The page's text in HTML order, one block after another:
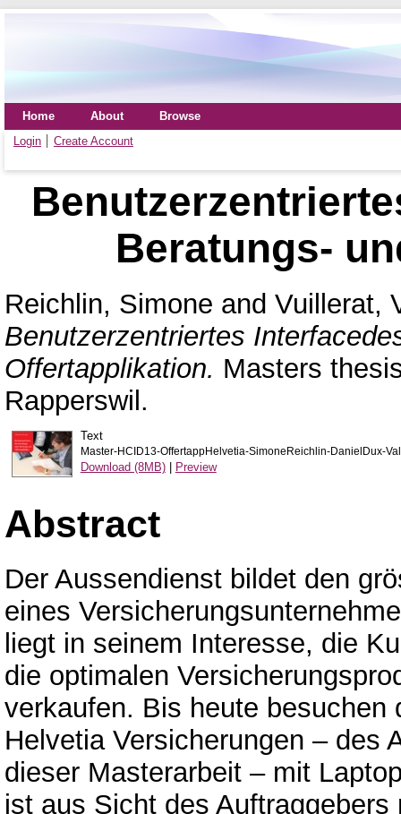
Home About
Browse
Login
Create Account
Beratungs-
Reichlin, Simone and Vuillerat,
Benutzerzentriertes
Offertapplikation. Masters
Rapperswil.
Text
Master-HCID13-OffertappHelvetia-SimoneReichlin-DanielDux-
Download (8MB)| Preview
Abstract
Der Aussendienst bildet den
eines
liegt in seinem Interesse, die
die optimalen
verkaufen. Bis heute besuchen
Helvetia Versicherungen – des
dieser Masterarbeit – mit
ist aus Sicht des Auftraggebers